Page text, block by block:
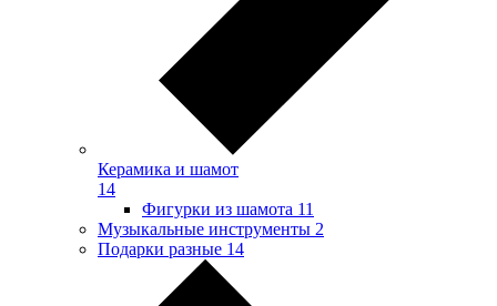
Керамика и шамот
14
Фигурки из шамота 11
Музыкальные инструменты 2
Подарки разные 14